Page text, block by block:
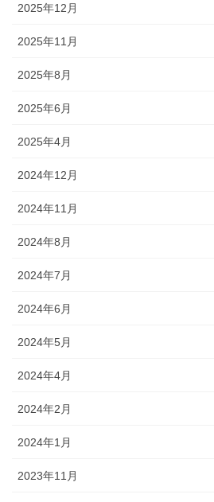
2025年12月
2025年11月
2025年8月
2025年6月
2025年4月
2024年12月
2024年11月
2024年8月
2024年7月
2024年6月
2024年5月
2024年4月
2024年2月
2024年1月
2023年11月